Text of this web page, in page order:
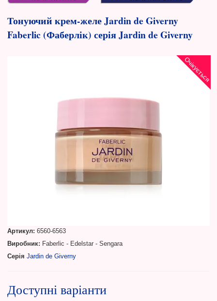
Тонуючий крем-желе Jardin de Giverny
Faberlic (Фаберлік) серія Jardin de Giverny
Очікується
Артикул: 6560-6563
Виробник: Faberlic - Edelstar - Sengara
Серія Jardin de Giverny
Доступні варіанти